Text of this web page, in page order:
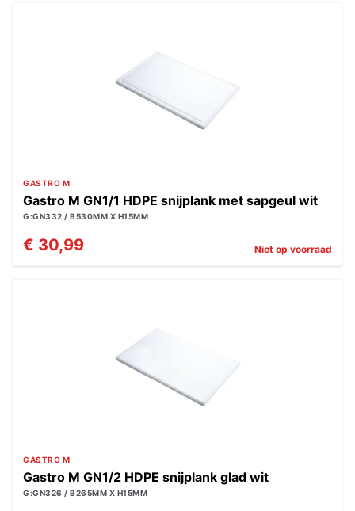
GASTRO M
Gastro M GN1/1 HDPE snijplank met sapgeul wit
G:GN332 / B530MM X H15MM
€ 30,99 Niet op voorraad
GASTRO M
Gastro M GN1/2 HDPE snijplank glad wit
G:GN326 / B265MM X H15MM